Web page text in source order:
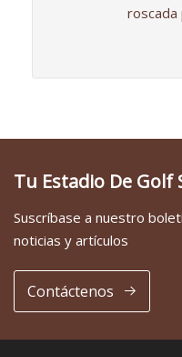
roscada
Tu Estadio De Golf
Suscríbase a nuestro
noticias y artículos
Contáctenos